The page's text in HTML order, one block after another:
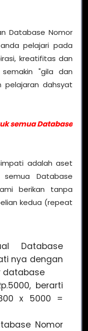
Database Nomor
pelajari pada
kreatifitas dan
"gila dan
pelajaran dahsyat
semua Database
adalah aset
Database
berikan tanpa
kedua (repeat
Database
nya dengan
database
berarti
x 5000 =
Nomor